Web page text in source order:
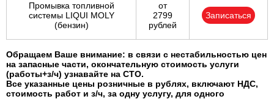
Промывка топливной
системы LIQUI MOLY
(бензин)
от
2799
рублей
Записаться
Обращаем Ваше внимание: в связи с нестабильностью цен
на запасные части, окончательную стоимость услуги
(работы+з/ч) узнавайте на СТО.
Все указанные цены розничные в рублях, включают НДС,
стоимость работ и з/ч, за одну услугу, для одного